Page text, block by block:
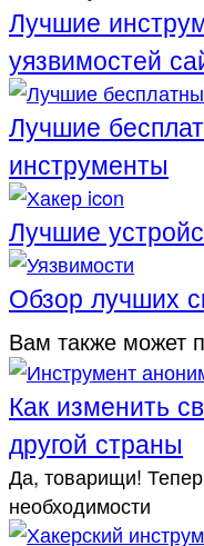
Лучшие
уязвимостей
Лучшие
инструменты
Лучшие
Обзор лучших
Вам также может
Как изменить
другой страны
Да, товарищи!
необходимости